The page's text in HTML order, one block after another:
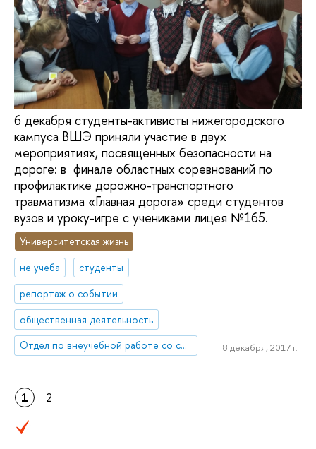
6 декабря студенты-активисты нижегородского
кампуса ВШЭ приняли участие в двух
мероприятиях, посвященных безопасности на
дороге: в финале областных соревнований по
профилактике дорожно-транспортного
травматизма «Главная дорога» среди студентов
вузов и уроку-игре с учениками лицея №165.
Университетская жизнь
не учеба
студенты
репортаж о событии
общественная деятельность
Отдел по внеучебной работе со студентами (Нижний Новгород)
8 декабря, 2017 г.
1 2